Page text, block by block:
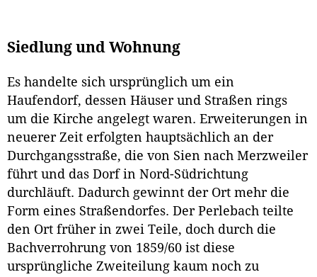
Siedlung und Wohnung
Es handelte sich ursprünglich um ein
Haufendorf, dessen Häuser und Straßen rings
um die Kirche angelegt waren. Erweiterungen in
neuerer Zeit erfolgten hauptsächlich an der
Durchgangsstraße, die von Sien nach Merzweiler
führt und das Dorf in Nord-Südrichtung
durchläuft. Dadurch gewinnt der Ort mehr die
Form eines Straßendorfes. Der Perlebach teilte
den Ort früher in zwei Teile, doch durch die
Bachverrohrung von 1859/60 ist diese
ursprüngliche Zweiteilung kaum noch zu